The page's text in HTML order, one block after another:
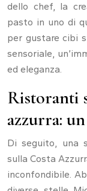
dello chef, la
pasto in uno di
per gustare cibi
sensoriale,
ed eleganza.
Ristoranti
azzurra:
Di seguito, una
sulla Costa
inconfondibile.